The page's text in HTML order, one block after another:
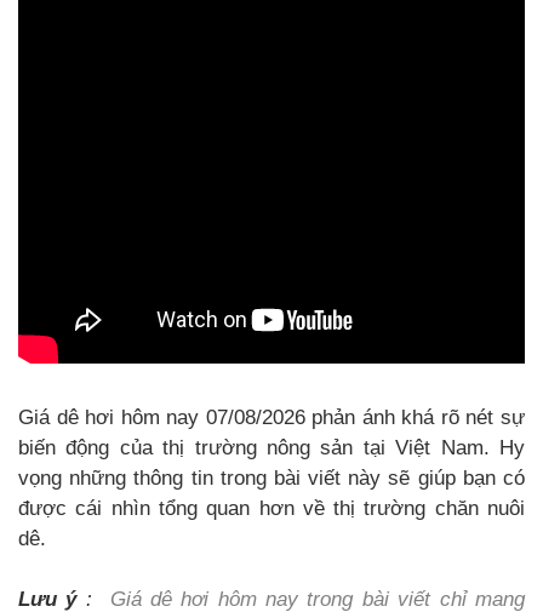
Giá dê hơi hôm nay 07/08/2026 phản ánh khá rõ nét sự
biến động của thị trường nông sản tại Việt Nam. Hy
vọng những thông tin trong bài viết này sẽ giúp bạn có
được cái nhìn tổng quan hơn về thị trường chăn nuôi
dê.
Lưu ý: Giá dê hơi hôm nay trong bài viết chỉ mang